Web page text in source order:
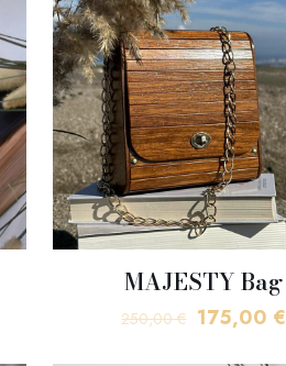
MAJESTY Bag
250,00€ Original
175,00 €